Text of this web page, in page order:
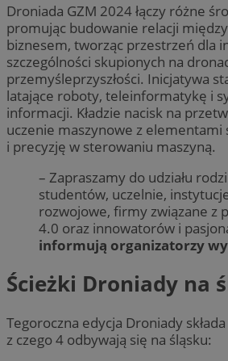
Droniada GZM 2024 łączy różne
promując budowanie relacji
biznesem, tworząc przestrzeń dla
szczególności skupionych na
przemyśleprzyszłości. Inicjatywa
latające roboty, teleinformatykę i
informacji. Kładzie nacisk na
uczenie maszynowe z elementami
i precyzję w sterowaniu maszyną.
– Zapraszamy do udziału
studentów, uczelnie,
rozwojowe, firmy związane z
4.0 oraz innowatorów i
informują organizatorzy
Ścieżki Droniady na
Tegoroczna edycja Droniady
z czego 4 odbywają się na śląsku: